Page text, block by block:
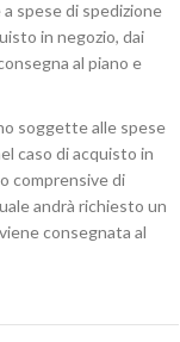
spese di spedizione
in negozio, dai
al piano e
soggette alle spese
caso di acquisto in
comprensive di
andrà richiesto un
consegnata al